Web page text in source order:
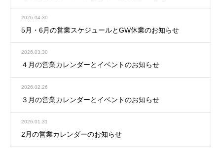
2026.04.30
5月・6月の営業スケジュールとGW休業のお知らせ
2026.03.30
４月の営業カレンダーとイベントのお知らせ
2026.02.26
３月の営業カレンダーとイベントのお知らせ
2026.01.31
2月の営業カレンダーのお知らせ